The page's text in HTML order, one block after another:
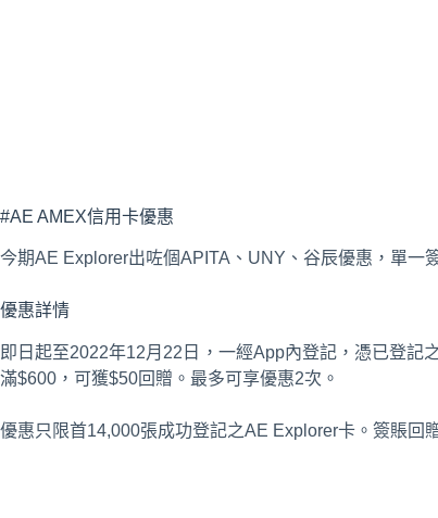
#AE AMEX信用卡優惠
今期AE Explorer出咗個APITA、UNY、谷辰優惠，單一
優惠詳情
即日起至2022年12月22日，一經App內登記，憑已登
滿$600，可獲$50回贈。最多可享優惠2次。
優惠只限首14,000張成功登記之AE Explorer卡。簽賬回